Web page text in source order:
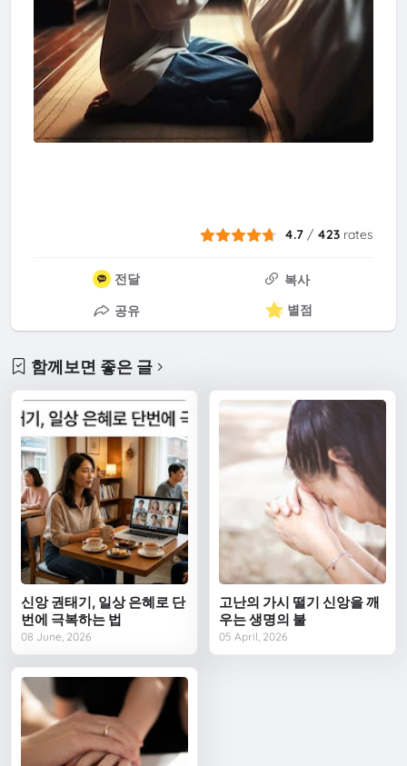
4.7 / 423 rates
전달
복사
공유
별점
함께보면 좋은 글
신앙 권태기, 일상 은혜로 단
번에 극복하는 법
08 June, 2026
고난의 가시 떨기 신앙을 깨
우는 생명의 불
05 April, 2026